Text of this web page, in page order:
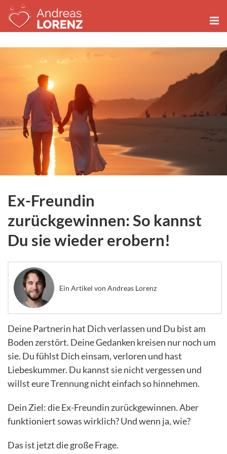
Zum
Inhalt
springen
Ex-Freundin
zurückgewinnen: So kannst
Du sie wieder erobern!
Ein Artikel von Andreas Lorenz
Deine Partnerin hat Dich verlassen und Du bist am
Boden zerstört. Deine Gedanken kreisen nur noch um
sie. Du fühlst Dich einsam, verloren und hast
Liebeskummer. Du kannst sie nicht vergessen und
willst eure Trennung nicht einfach so hinnehmen.
Dein Ziel: die Ex-Freundin zurückgewinnen. Aber
funktioniert sowas wirklich? Und wenn ja, wie?
Das ist jetzt die große Frage.